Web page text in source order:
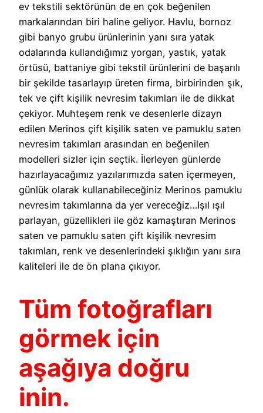
ev tekstili sektörünün de en çok beğenilen
markalarından biri haline geliyor. Havlu, bornoz
gibi banyo grubu ürünlerinin yanı sıra yatak
odalarında kullandığımız yorgan, yastık, yatak
örtüsü, battaniye gibi tekstil ürünlerini de başarılı
bir şekilde tasarlayıp üreten firma, birbirinden şık,
tek ve çift kişilik nevresim takımları ile de dikkat
çekiyor. Muhteşem renk ve desenlerle dizayn
edilen Merinos çift kişilik saten ve pamuklu saten
nevresim takımları arasından en beğenilen
modelleri sizler için seçtik. İlerleyen günlerde
hazırlayacağımız yazılarımızda saten içermeyen,
günlük olarak kullanabileceğiniz Merinos pamuklu
nevresim takımlarına da yer vereceğiz…Işıl ışıl
parlayan, güzellikleri ile göz kamaştıran Merinos
saten ve pamuklu saten çift kişilik nevresim
takımları, renk ve desenlerindeki şıklığın yanı sıra
kaliteleri ile de ön plana çıkıyor.
Tüm fotoğrafları
görmek için
aşağıya doğru
inin.